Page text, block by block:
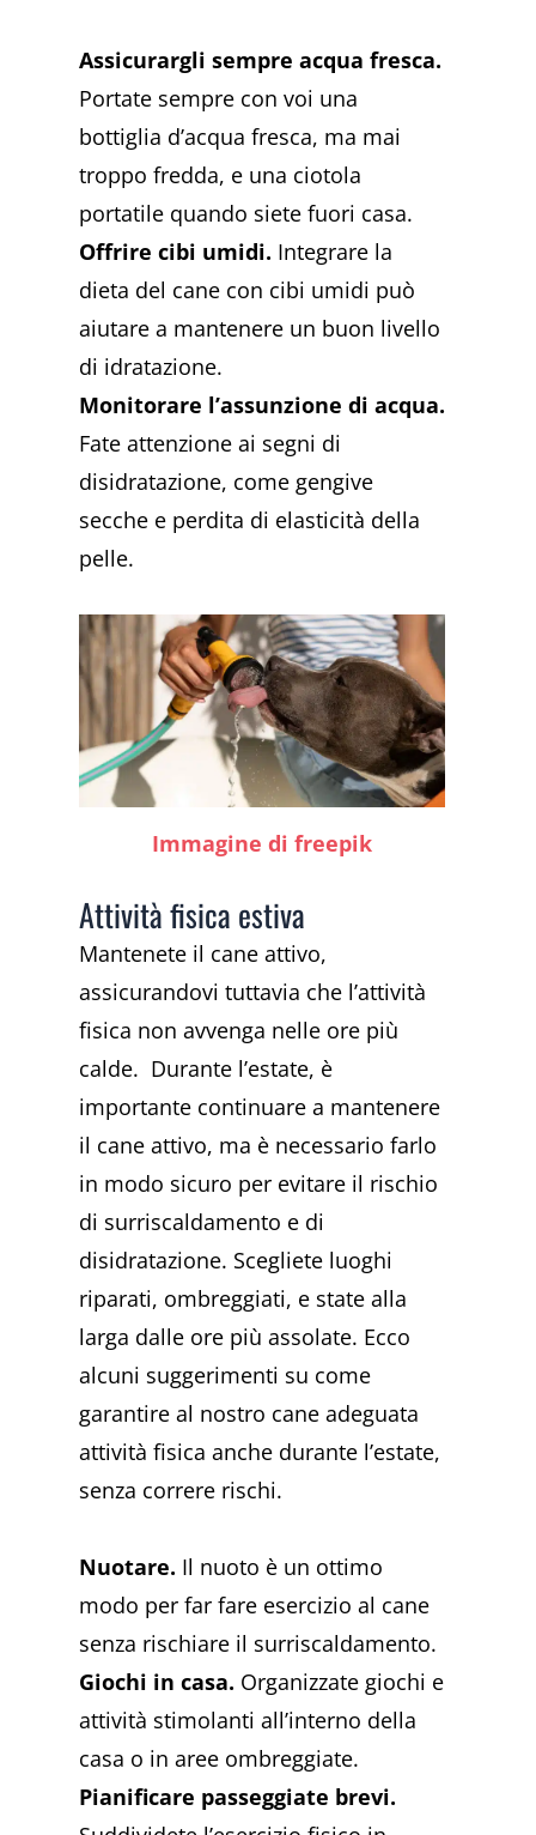
Assicurargli sempre acqua fresca.
Portate sempre con voi una
bottiglia d’acqua fresca, ma mai
troppo fredda, e una ciotola
portatile quando siete fuori casa.
Offrire cibi umidi. Integrare la
dieta del cane con cibi umidi può
aiutare a mantenere un buon livello
di idratazione.
Monitorare l’assunzione di acqua.
Fate attenzione ai segni di
disidratazione, come gengive
secche e perdita di elasticità della
pelle.
Immagine di freepik
Attività fisica estiva
Mantenete il cane attivo,
assicurandovi tuttavia che l’attività
fisica non avvenga nelle ore più
calde. Durante l’estate, è
importante continuare a mantenere
il cane attivo, ma è necessario farlo
in modo sicuro per evitare il rischio
di surriscaldamento e di
disidratazione. Scegliete luoghi
riparati, ombreggiati, e state alla
larga dalle ore più assolate. Ecco
alcuni suggerimenti su come
garantire al nostro cane adeguata
attività fisica anche durante l’estate,
senza correre rischi.
Nuotare. Il nuoto è un ottimo
modo per far fare esercizio al cane
senza rischiare il surriscaldamento.
Giochi in casa. Organizzate giochi e
attività stimolanti all’interno della
casa o in aree ombreggiate.
Pianificare passeggiate brevi.